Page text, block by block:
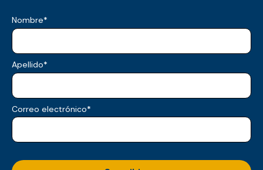
Nombre*
Apellido*
Correo electrónico*